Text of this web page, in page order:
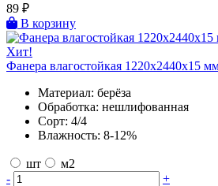
89 ₽
В корзину
Хит!
Фанера влагостойкая 1220х2440х15
Материал: берёза
Обработка: нешлифованная
Сорт: 4/4
Влажность: 8-12%
шт
м2
-
+